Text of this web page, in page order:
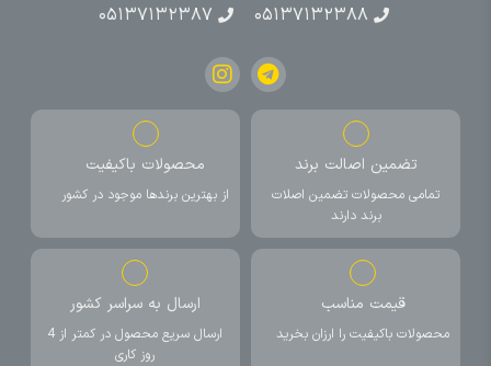
۰۵۱۳۷۱۳۲۳۸۸
۰۵۱۳۷۱۳۲۳۸۷
تضمین اصالت برند
تمامی محصولات تضمین اصلات
برند دارند
محصولات باکیفیت
از بهترین برندها موجود در کشور
قیمت مناسب
محصولات باکیفیت را ارزان بخرید
ارسال به سراسر کشور
ارسال سریع محصول در کمتر از 4
روز کاری